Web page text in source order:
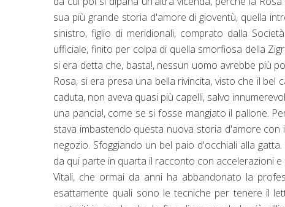
sua più grande storia d'amore di gioventù, quella
sinistro, figlio di meridionali, comprato dalla
ufficiale, finito per colpa di quella smorfiosa della
si era detta che, basta!, nessun uomo avrebbe più
Rosa, si era presa una bella rivincita, visto che il
caduta, non aveva quasi più capelli, salvo
una pancia!, come se si fosse mangiato il pallone.
stava imbastendo questa nuova storia d'amore
negozio. Sfoggiando un bel paio d'occhiali alla
da qui parte in quarta il racconto con accelerazioni e
Vitali, che ormai da anni ha abbandonato la
esattamente quali sono le tecniche per tenere il